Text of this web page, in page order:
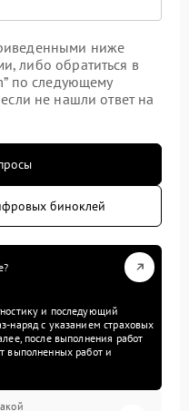
ниже
либо обратиться в
по следующему
если не нашли ответ на
биноклей
и последующий
наряд с указанием страховых
после выполнения работ
выполненных работ и